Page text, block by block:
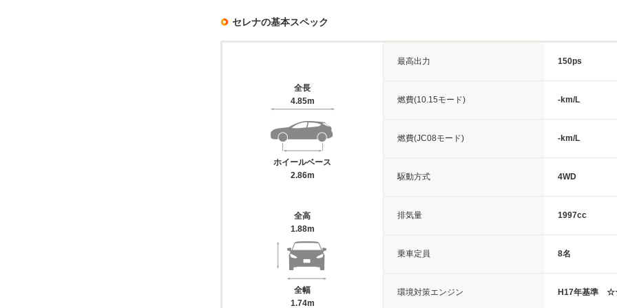
セレナの基本スペック
全長
4.85m
ホイールベース
2.86m
全高
1.88m
全幅
1.74m
最高出力 150ps
燃費(10.15モード) -km/L
燃費(JC08モード) -km/L
駆動方式 4WD
排気量 1997cc
乗車定員 8名
環境対策エンジン H17年基準